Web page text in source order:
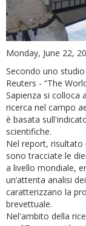
Monday, June 22,
Secondo uno
Reuters - “The
Sapienza si colloca
ricerca nel campo
è basata
scientifiche.
Nel report, risultato
sono tracciate le
a livello mondiale,
un’attenta analisi
caratterizzano la
brevettuale.
Nel'ambito della